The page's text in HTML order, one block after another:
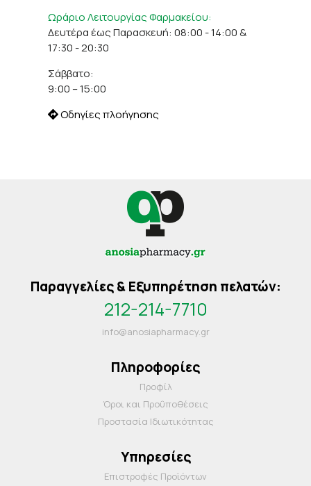
Ωράριο Λειτουργίας Φαρμακείου:
Δευτέρα έως Παρασκευή: 08:00 - 14:00 &
17:30 - 20:30
Σάββατο:
9:00 – 15:00
Οδηγίες πλοήγησης
Παραγγελίες & Εξυπηρέτηση πελατών:
212-214-7710
info@anosiapharmacy.gr
Πληροφορίες
Προφίλ
Όροι και Προΰποθέσεις
Προστασία Ιδιωτικότητας
Υπηρεσίες
Επιστροφές Προϊόντων